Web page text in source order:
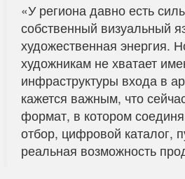
«У региона давно есть
собственный визуальный
художественная энергия.
художникам не хватает
инфраструктуры входа в
кажется важным, что
формат, в котором
отбор, цифровой каталог,
реальная возможность